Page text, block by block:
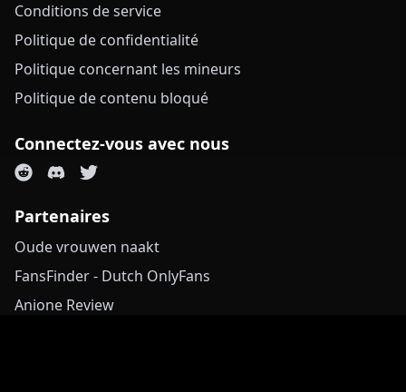
Conditions de service
Politique de confidentialité
Politique concernant les mineurs
Politique de contenu bloqué
Connectez-vous avec nous
Partenaires
Oude vrouwen naakt
FansFinder - Dutch OnlyFans
Anione Review